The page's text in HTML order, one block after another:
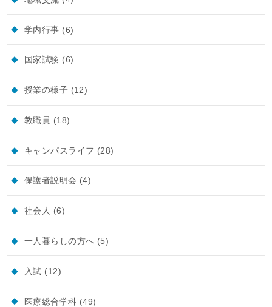
学内行事 (6)
国家試験 (6)
授業の様子 (12)
教職員 (18)
キャンパスライフ (28)
保護者説明会 (4)
社会人 (6)
一人暮らしの方へ (5)
入試 (12)
医療総合学科 (49)